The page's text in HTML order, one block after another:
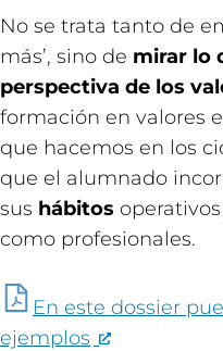
No se trata tanto de
más’, sino de mirar lo
perspectiva de los
formación en valores
que hacemos en los
que el alumnado
sus hábitos
como profesionales.
En este dossier
ejemplos